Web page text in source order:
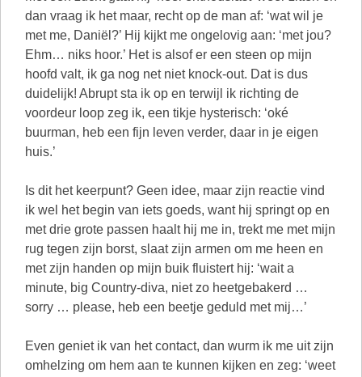
dan vraag ik het maar, recht op de man af: ‘wat wil je
met me, Daniël?’ Hij kijkt me ongelovig aan: ‘met jou?
Ehm… niks hoor.’ Het is alsof er een steen op mijn
hoofd valt, ik ga nog net niet knock-out. Dat is dus
duidelijk! Abrupt sta ik op en terwijl ik richting de
voordeur loop zeg ik, een tikje hysterisch: ‘oké
buurman, heb een fijn leven verder, daar in je eigen
huis.’
Is dit het keerpunt? Geen idee, maar zijn reactie vind
ik wel het begin van iets goeds, want hij springt op en
met drie grote passen haalt hij me in, trekt me met mijn
rug tegen zijn borst, slaat zijn armen om me heen en
met zijn handen op mijn buik fluistert hij: ‘wait a
minute, big Country-diva, niet zo heetgebakerd …
sorry … please, heb een beetje geduld met mij…’
Even geniet ik van het contact, dan wurm ik me uit zijn
omhelzing om hem aan te kunnen kijken en zeg: ‘weet